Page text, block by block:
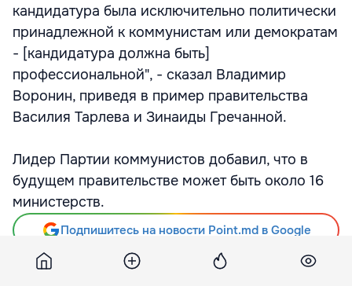
кандидатура была исключительно политически
принадлежной к коммунистам или демократам
- [кандидатура должна быть]
профессиональной", - сказал Владимир
Воронин, приведя в пример правительства
Василия Тарлева и Зинаиды Гречанной.
Лидер Партии коммунистов добавил, что в
будущем правительстве может быть около 16
министерств.
Подпишитесь на новости Point.md в Google